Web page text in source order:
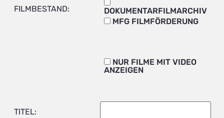
FILMBESTAND:
DOKUMENTARFILMARCHIV
MFG FILMFÖRDERUNG
NUR FILME MIT VIDEO
ANZEIGEN
TITEL: